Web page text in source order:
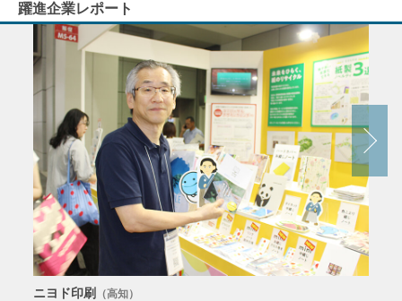
躍進企業レポート
ニヨド印刷 （高知）